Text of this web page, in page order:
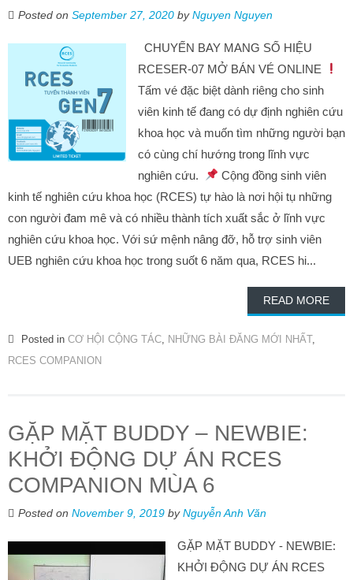
Posted on September 27, 2020 byNguyen Nguyen
CHUYẾN BAY MANG SỐ HIỆU
RCESER-07 MỞ BÁN VÉ ONLINE
Tấm vé đặc biệt dành riêng cho sinh
viên kinh tế đang có dự định nghiên cứu
khoa học và muốn tìm những người bạn
có cùng chí hướng trong lĩnh vực
nghiên cứu.
Cộng đồng sinh viên
kinh tế nghiên cứu khoa học (RCES) tự hào là nơi hội tụ những
con người đam mê và có nhiều thành tích xuất sắc ở lĩnh vực
nghiên cứu khoa học. Với sứ mệnh nâng đỡ, hỗ trợ sinh viên
UEB nghiên cứu khoa học trong suốt 6 năm qua, RCES hi...
READ MORE
Posted in CƠ HỘI CỘNG TÁC NHỮNG BÀI ĐĂNG MỚI NHẤT,
RCES COMPANION
GẶP MẶT BUDDY – NEWBIE:
KHỞI ĐỘNG DỰ ÁN RCES
COMPANION MÙA 6
Posted on November 9, 2019 byNguyễn Anh Văn
GẶP MẶT BUDDY - NEWBIE:
KHỞI ĐỘNG DỰ ÁN RCES